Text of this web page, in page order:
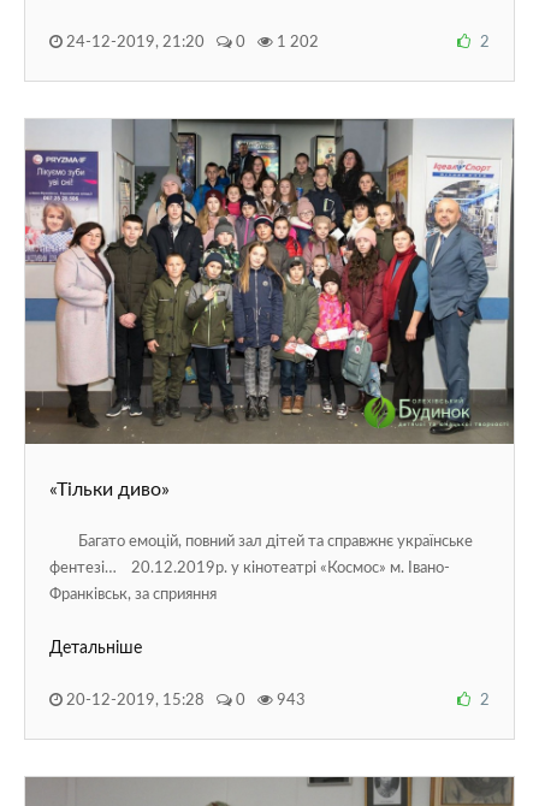
24-12-2019, 21:20 0 1 202 2
«Тільки диво»
Багато емоцій, повний зал дітей та справжнє українське
фентезі… 20.12.2019р. у кінотеатрі «Космос» м. Івано-
Франківськ, за сприяння
Детальніше
20-12-2019, 15:28 0 943 2